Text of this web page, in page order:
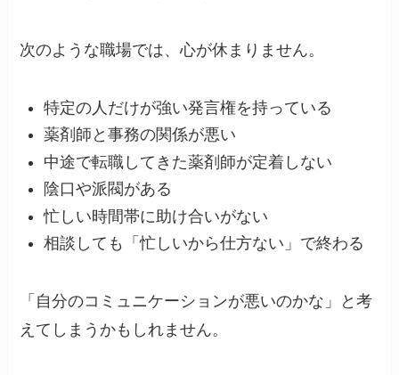
次のような職場では、心が休まりません。
特定の人だけが強い発言権を持っている
薬剤師と事務の関係が悪い
中途で転職してきた薬剤師が定着しない
陰口や派閥がある
忙しい時間帯に助け合いがない
相談しても「忙しいから仕方ない」で終わる
「自分のコミュニケーションが悪いのかな」と考
えてしまうかもしれません。